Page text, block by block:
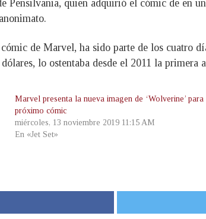
Pensilvania, quien adquirió el cómic de en
de Marvel, ha sido parte de los cuatro
lo ostentaba desde el 2011 la
Marvel presenta la nueva imagen de ‘Wolverine’ para
próximo cómic
miércoles, 13 noviembre 2019 11:15 AM
En «Jet Set»